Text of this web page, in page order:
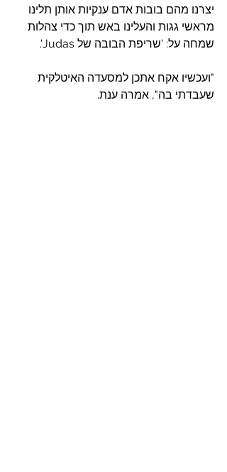
יצרנו מהם בובות אדם ענקיות אותן תלינו
מראשי גגות והעלינו באש תוך כדי צהלות
שמחה על: 'שריפת הבובה של Judas'.
"ועכשיו אקח אתכן למסעדה האיטלקית
שעבדתי בה", אמרה ענת.